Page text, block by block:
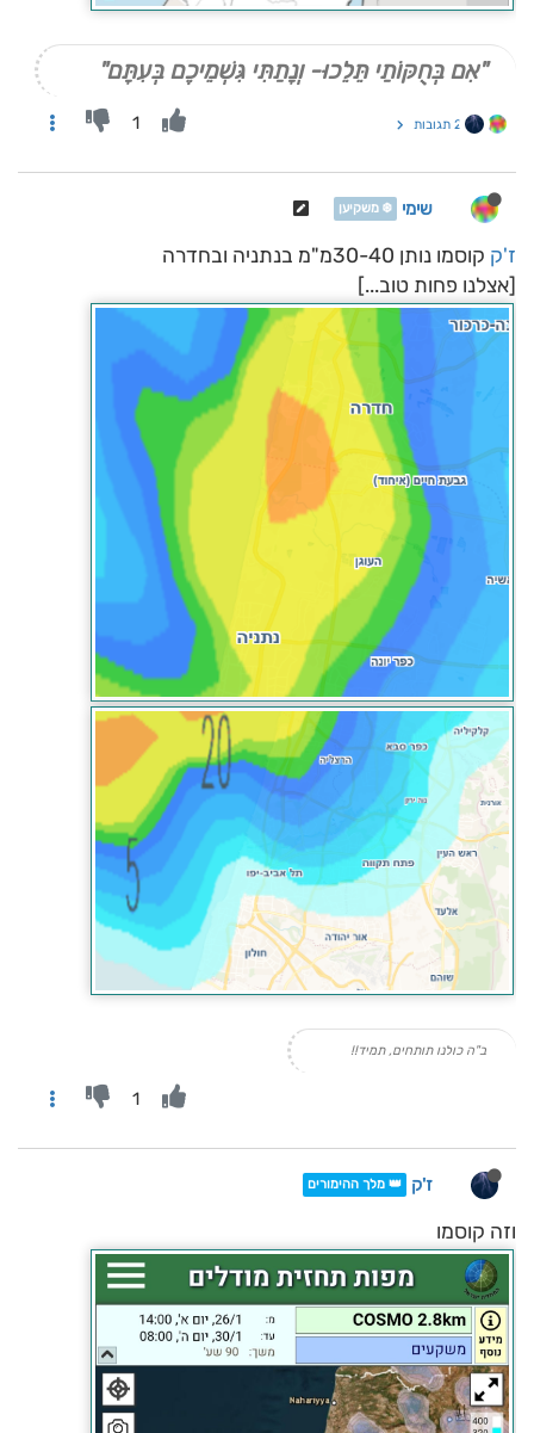
"אִם בְּחֻקּוֹתַי תֵּלֵכוּ- וְנָתַתִּי גִּשְׁמֵיכֶם בְּעִתָּם"
2 תגובות 1
שימי ❄️ משקיען
ז'ק קוסמו נותן 30-40מ"מ בנתניה ובחדרה
[אצלנו פחות טוב...]
ב"ה כולנו תותחים, תמיד!!
1
ז'ק 👑 מלך ההימורים
וזה קוסמו